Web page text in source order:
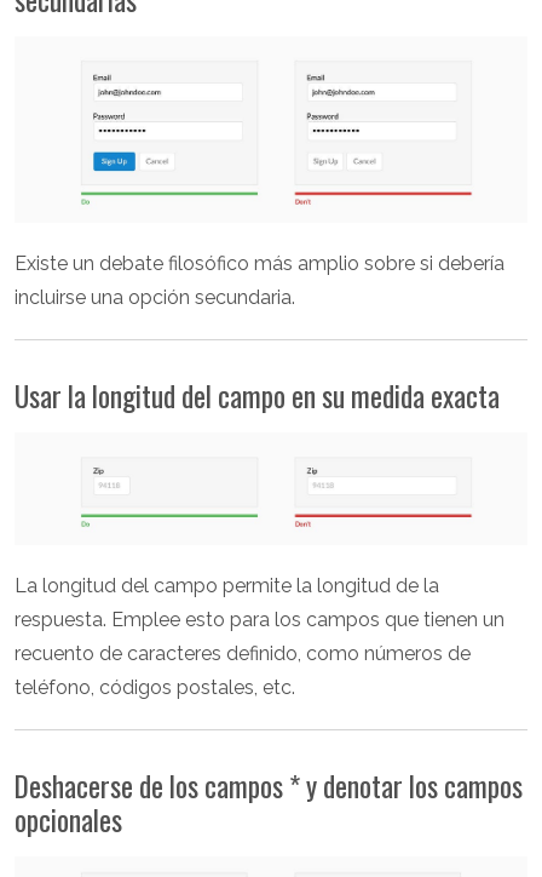
Existe un debate filosófico más amplio sobre si debería
incluirse una opción secundaria.
Usar la longitud del campo en su medida exacta
La longitud del campo permite la longitud de la
respuesta. Emplee esto para los campos que tienen un
recuento de caracteres definido, como números de
teléfono, códigos postales, etc.
Deshacerse de los campos * y denotar los campos
opcionales